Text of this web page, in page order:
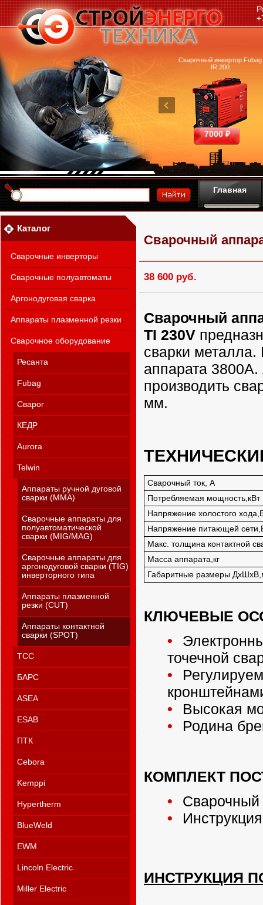
аппарат Ресанта
САИПА-200 ММА
25390 ₽
Машина термической резки
FUBAG INCUT10
460700 ₽
Сварочный инвертор Fubag
IR 200
7000 ₽
Главная
Каталог
Сварочные инверторы
Сварочные полуавтоматы
Аргонодуговая сварка
Аппараты плазменной резки
Сварочное оборудование
Ресанта
Fubag
Сварог
КЕДР
Aurora
Telwin
Аппараты ручной дуговой
сварки (MMA)
Сварочные аппараты для
полуавтоматической
сварки (MIG/MAG)
Сварочные аппараты для
аргонодуговой сварки (TIG)
инверторного типа
Аппараты плазменной
резки (CUT)
Аппараты контактной
сварки (SPOT)
ТСС
БАРС
ASEA
ESAB
ПТК
Cebora
Kemppi
Hypertherm
BlueWeld
EWM
Lincoln Electric
Miller Electric
Сварочный
38 600 руб.
Сварочный
TI 230V
сварки
аппарата 3800А.
производить
мм.
Сварочный ток, А
Потребляемая мощность,кВт
Напряжение холостого
Напряжение питающей
Макс. толщина контактной
Масса аппарата,кг
Габаритные размеры
КЛЮЧЕВЫЕ
точечной
Высокая
Родина
КОМПЛЕКТ
Сварочный
ИНСТРУКЦИЯ